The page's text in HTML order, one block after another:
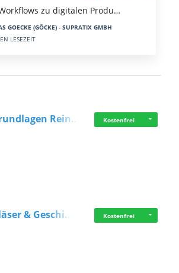
zu digitalen Produ…
GOECKE (GÖCKE) - SUPRATIX GMBH
LESEZEIT
Rein… Kostenfrei
& Geschi… Kostenfrei